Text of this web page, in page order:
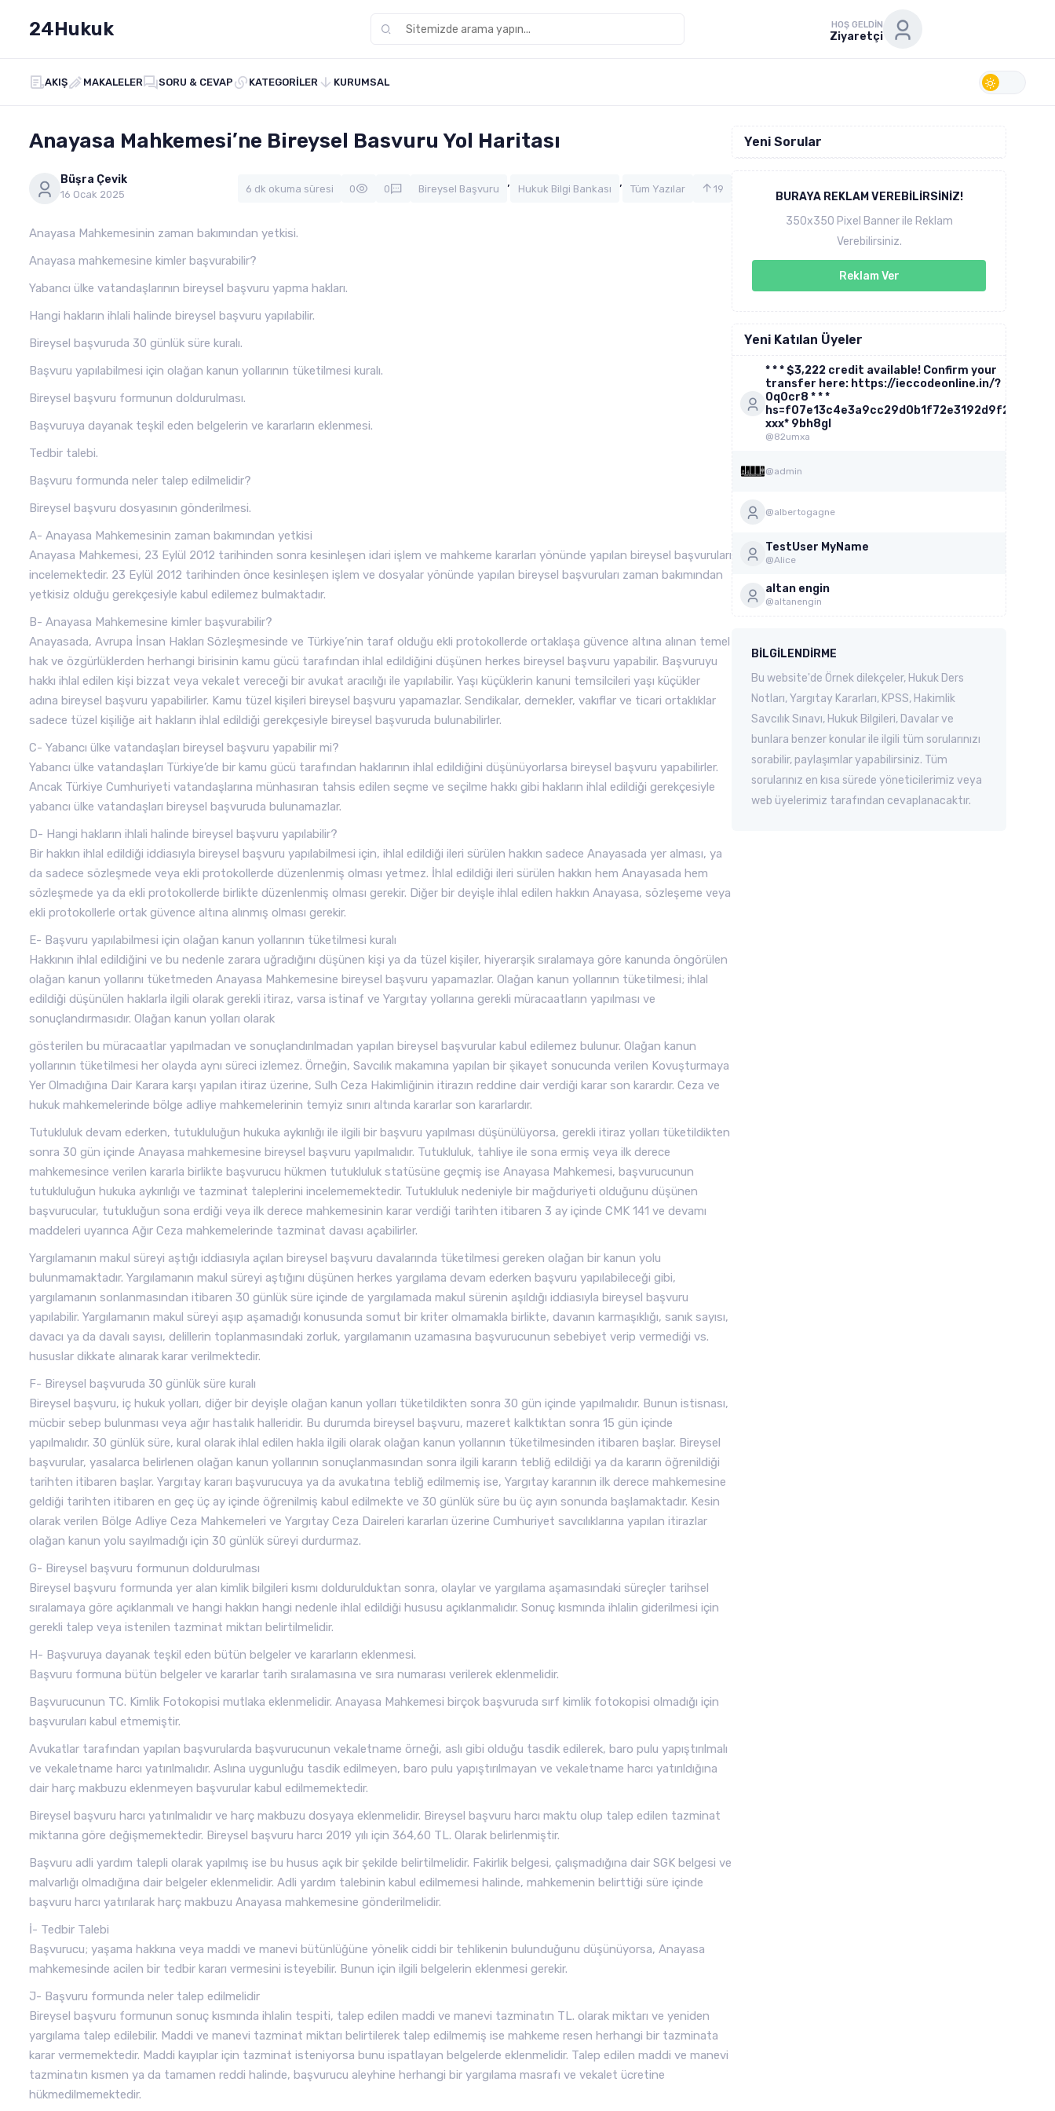
24Hukuk HOŞ GELDIN
Ziyaretçi
AKIŞ MAKALELER SORU & CEVAP KATEGORILER KURUMSAL
Anayasa Mahkemesi’ne Bireysel Basvuru Yol Haritası
Büşra Çevik
16 Ocak 2025 6 dk okuma süresi 0 0 Bireysel Başvuru , Hukuk Bilgi Bankası , Tüm Yazılar 19
Anayasa Mahkemesinin zaman bakımından yetkisi.
Anayasa mahkemesine kimler başvurabilir?
Yabancı ülke vatandaşlarının bireysel başvuru yapma hakları.
Hangi hakların ihlali halinde bireysel başvuru yapılabilir.
Bireysel başvuruda 30 günlük süre kuralı.
Başvuru yapılabilmesi için olağan kanun yollarının tüketilmesi kuralı.
Bireysel başvuru formunun doldurulması.
Başvuruya dayanak teşkil eden belgelerin ve kararların eklenmesi.
Tedbir talebi.
Başvuru formunda neler talep edilmelidir?
Bireysel başvuru dosyasının gönderilmesi.
A- Anayasa Mahkemesinin zaman bakımından yetkisi
Anayasa Mahkemesi, 23 Eylül 2012 tarihinden sonra kesinleşen idari işlem ve mahkeme kararları yönünde yapılan bireysel başvuruları
incelemektedir. 23 Eylül 2012 tarihinden önce kesinleşen işlem ve dosyalar yönünde yapılan bireysel başvuruları zaman bakımından
yetkisiz olduğu gerekçesiyle kabul edilemez bulmaktadır.
B- Anayasa Mahkemesine kimler başvurabilir?
Anayasada, Avrupa İnsan Hakları Sözleşmesinde ve Türkiye’nin taraf olduğu ekli protokollerde ortaklaşa güvence altına alınan temel
hak ve özgürlüklerden herhangi birisinin kamu gücü tarafından ihlal edildiğini düşünen herkes bireysel başvuru yapabilir. Başvuruyu
hakkı ihlal edilen kişi bizzat veya vekalet vereceği bir avukat aracılığı ile yapılabilir. Yaşı küçüklerin kanuni temsilcileri yaşı küçükler
adına bireysel başvuru yapabilirler. Kamu tüzel kişileri bireysel başvuru yapamazlar. Sendikalar, dernekler, vakıflar ve ticari ortaklıklar
sadece tüzel kişiliğe ait hakların ihlal edildiği gerekçesiyle bireysel başvuruda bulunabilirler.
C- Yabancı ülke vatandaşları bireysel başvuru yapabilir mi?
Yabancı ülke vatandaşları Türkiye’de bir kamu gücü tarafından haklarının ihlal edildiğini düşünüyorlarsa bireysel başvuru yapabilirler.
Ancak Türkiye Cumhuriyeti vatandaşlarına münhasıran tahsis edilen seçme ve seçilme hakkı gibi hakların ihlal edildiği gerekçesiyle
yabancı ülke vatandaşları bireysel başvuruda bulunamazlar.
D- Hangi hakların ihlali halinde bireysel başvuru yapılabilir?
Bir hakkın ihlal edildiği iddiasıyla bireysel başvuru yapılabilmesi için, ihlal edildiği ileri sürülen hakkın sadece Anayasada yer alması, ya
da sadece sözleşmede veya ekli protokollerde düzenlenmiş olması yetmez. İhlal edildiği ileri sürülen hakkın hem Anayasada hem
sözleşmede ya da ekli protokollerde birlikte düzenlenmiş olması gerekir. Diğer bir deyişle ihlal edilen hakkın Anayasa, sözleşeme veya
ekli protokollerle ortak güvence altına alınmış olması gerekir.
E- Başvuru yapılabilmesi için olağan kanun yollarının tüketilmesi kuralı
Hakkının ihlal edildiğini ve bu nedenle zarara uğradığını düşünen kişi ya da tüzel kişiler, hiyerarşik sıralamaya göre kanunda öngörülen
olağan kanun yollarını tüketmeden Anayasa Mahkemesine bireysel başvuru yapamazlar. Olağan kanun yollarının tüketilmesi; ihlal
edildiği düşünülen haklarla ilgili olarak gerekli itiraz, varsa istinaf ve Yargıtay yollarına gerekli müracaatların yapılması ve
sonuçlandırmasıdır. Olağan kanun yolları olarak
gösterilen bu müracaatlar yapılmadan ve sonuçlandırılmadan yapılan bireysel başvurular kabul edilemez bulunur. Olağan kanun
yollarının tüketilmesi her olayda aynı süreci izlemez. Örneğin, Savcılık makamına yapılan bir şikayet sonucunda verilen Kovuşturmaya
Yer Olmadığına Dair Karara karşı yapılan itiraz üzerine, Sulh Ceza Hakimliğinin itirazın reddine dair verdiği karar son karardır. Ceza ve
hukuk mahkemelerinde bölge adliye mahkemelerinin temyiz sınırı altında kararlar son kararlardır.
Tutukluluk devam ederken, tutukluluğun hukuka aykırılığı ile ilgili bir başvuru yapılması düşünülüyorsa, gerekli itiraz yolları tüketildikten
sonra 30 gün içinde Anayasa mahkemesine bireysel başvuru yapılmalıdır. Tutukluluk, tahliye ile sona ermiş veya ilk derece
mahkemesince verilen kararla birlikte başvurucu hükmen tutukluluk statüsüne geçmiş ise Anayasa Mahkemesi, başvurucunun
tutukluluğun hukuka aykırılığı ve tazminat taleplerini incelememektedir. Tutukluluk nedeniyle bir mağduriyeti olduğunu düşünen
başvurucular, tutukluğun sona erdiği veya ilk derece mahkemesinin karar verdiği tarihten itibaren 3 ay içinde CMK 141 ve devamı
maddeleri uyarınca Ağır Ceza mahkemelerinde tazminat davası açabilirler.
Yargılamanın makul süreyi aştığı iddiasıyla açılan bireysel başvuru davalarında tüketilmesi gereken olağan bir kanun yolu
bulunmamaktadır. Yargılamanın makul süreyi aştığını düşünen herkes yargılama devam ederken başvuru yapılabileceği gibi,
yargılamanın sonlanmasından itibaren 30 günlük süre içinde de yargılamada makul sürenin aşıldığı iddiasıyla bireysel başvuru
yapılabilir. Yargılamanın makul süreyi aşıp aşamadığı konusunda somut bir kriter olmamakla birlikte, davanın karmaşıklığı, sanık sayısı,
davacı ya da davalı sayısı, delillerin toplanmasındaki zorluk, yargılamanın uzamasına başvurucunun sebebiyet verip vermediği vs.
hususlar dikkate alınarak karar verilmektedir.
F- Bireysel başvuruda 30 günlük süre kuralı
Bireysel başvuru, iç hukuk yolları, diğer bir deyişle olağan kanun yolları tüketildikten sonra 30 gün içinde yapılmalıdır. Bunun istisnası,
mücbir sebep bulunması veya ağır hastalık halleridir. Bu durumda bireysel başvuru, mazeret kalktıktan sonra 15 gün içinde
yapılmalıdır. 30 günlük süre, kural olarak ihlal edilen hakla ilgili olarak olağan kanun yollarının tüketilmesinden itibaren başlar. Bireysel
başvurular, yasalarca belirlenen olağan kanun yollarının sonuçlanmasından sonra ilgili kararın tebliğ edildiği ya da kararın öğrenildiği
tarihten itibaren başlar. Yargıtay kararı başvurucuya ya da avukatına tebliğ edilmemiş ise, Yargıtay kararının ilk derece mahkemesine
geldiği tarihten itibaren en geç üç ay içinde öğrenilmiş kabul edilmekte ve 30 günlük süre bu üç ayın sonunda başlamaktadır. Kesin
olarak verilen Bölge Adliye Ceza Mahkemeleri ve Yargıtay Ceza Daireleri kararları üzerine Cumhuriyet savcılıklarına yapılan itirazlar
olağan kanun yolu sayılmadığı için 30 günlük süreyi durdurmaz.
G- Bireysel başvuru formunun doldurulması
Bireysel başvuru formunda yer alan kimlik bilgileri kısmı doldurulduktan sonra, olaylar ve yargılama aşamasındaki süreçler tarihsel
sıralamaya göre açıklanmalı ve hangi hakkın hangi nedenle ihlal edildiği hususu açıklanmalıdır. Sonuç kısmında ihlalin giderilmesi için
gerekli talep veya istenilen tazminat miktarı belirtilmelidir.
H- Başvuruya dayanak teşkil eden bütün belgeler ve kararların eklenmesi.
Başvuru formuna bütün belgeler ve kararlar tarih sıralamasına ve sıra numarası verilerek eklenmelidir.
Başvurucunun TC. Kimlik Fotokopisi mutlaka eklenmelidir. Anayasa Mahkemesi birçok başvuruda sırf kimlik fotokopisi olmadığı için
başvuruları kabul etmemiştir.
Avukatlar tarafından yapılan başvurularda başvurucunun vekaletname örneği, aslı gibi olduğu tasdik edilerek, baro pulu yapıştırılmalı
ve vekaletname harcı yatırılmalıdır. Aslına uygunluğu tasdik edilmeyen, baro pulu yapıştırılmayan ve vekaletname harcı yatırıldığına
dair harç makbuzu eklenmeyen başvurular kabul edilmemektedir.
Bireysel başvuru harcı yatırılmalıdır ve harç makbuzu dosyaya eklenmelidir. Bireysel başvuru harcı maktu olup talep edilen tazminat
miktarına göre değişmemektedir. Bireysel başvuru harcı 2019 yılı için 364,60 TL. Olarak belirlenmiştir.
Başvuru adli yardım talepli olarak yapılmış ise bu husus açık bir şekilde belirtilmelidir. Fakirlik belgesi, çalışmadığına dair SGK belgesi ve
malvarlığı olmadığına dair belgeler eklenmelidir. Adli yardım talebinin kabul edilmemesi halinde, mahkemenin belirttiği süre içinde
başvuru harcı yatırılarak harç makbuzu Anayasa mahkemesine gönderilmelidir.
İ- Tedbir Talebi
Başvurucu; yaşama hakkına veya maddi ve manevi bütünlüğüne yönelik ciddi bir tehlikenin bulunduğunu düşünüyorsa, Anayasa
mahkemesinde acilen bir tedbir kararı vermesini isteyebilir. Bunun için ilgili belgelerin eklenmesi gerekir.
J- Başvuru formunda neler talep edilmelidir
Bireysel başvuru formunun sonuç kısmında ihlalin tespiti, talep edilen maddi ve manevi tazminatın TL. olarak miktarı ve yeniden
yargılama talep edilebilir. Maddi ve manevi tazminat miktarı belirtilerek talep edilmemiş ise mahkeme resen herhangi bir tazminata
karar vermemektedir. Maddi kayıplar için tazminat isteniyorsa bunu ispatlayan belgelerde eklenmelidir. Talep edilen maddi ve manevi
tazminatın kısmen ya da tamamen reddi halinde, başvurucu aleyhine herhangi bir yargılama masrafı ve vekalet ücretine
hükmedilmemektedir.
Yeni Sorular
BURAYA REKLAM VEREBILIRSINIZ!
350x350 Pixel Banner ile Reklam
Verebilirsiniz.
Reklam Ver
Yeni Katılan Üyeler
* * * $3,222 credit available! Confirm your
transfer here: https://ieccodeonline.in/?
0q0cr8 * * *
hs=f07e13c4e3a9cc29d0b1f72e3192d9f2*
ххх* 9bh8gl
@82umxa
@admin
@albertogagne
TestUser MyName
@Alice
altan engin
@altanengin
BILGILENDIRME
Bu website'de Örnek dilekçeler, Hukuk Ders
Notları, Yargıtay Kararları, KPSS, Hakimlik
Savcılık Sınavı, Hukuk Bilgileri, Davalar ve
bunlara benzer konular ile ilgili tüm sorularınızı
sorabilir, paylaşımlar yapabilirsiniz. Tüm
sorularınız en kısa sürede yöneticilerimiz veya
web üyelerimiz tarafından cevaplanacaktır.